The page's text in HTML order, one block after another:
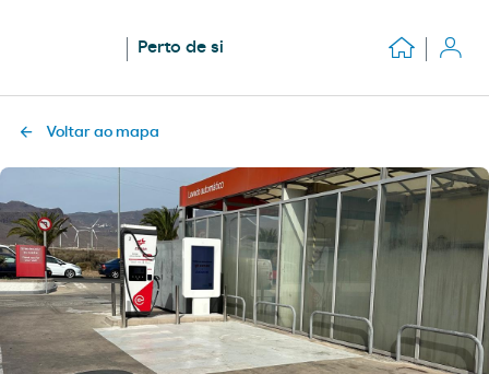
Perto de si
Voltar ao mapa